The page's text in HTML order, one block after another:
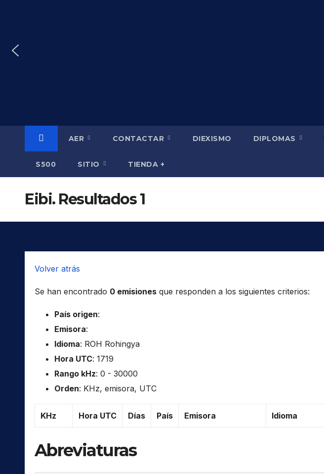
AER CONTACTAR DIEXISMO DIPLOMAS
S500 SITIO TIENDA +
Eibi. Resultados 1
Volver atrás
Se han encontrado 0 emisiones que responden a los siguientes criterios:
País origen:
Emisora:
Idioma: ROH Rohingya
Hora UTC: 1719
Rango kHz: 0 - 30000
Orden: KHz, emisora, UTC
KHz Hora UTC Días País Emisora Idioma
Abreviaturas